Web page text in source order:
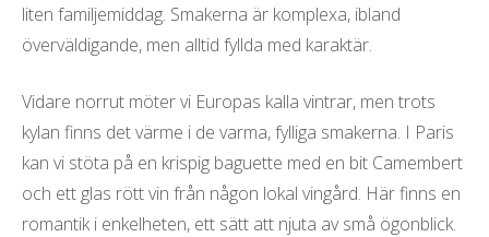
liten familjemiddag. Smakerna är komplexa, ibland
överväldigande, men alltid fyllda med karaktär.
Vidare norrut möter vi Europas kalla vintrar, men trots
kylan finns det värme i de varma, fylliga smakerna. I Paris
kan vi stöta på en krispig baguette med en bit Camembert
och ett glas rött vin från någon lokal vingård. Här finns en
romantik i enkelheten, ett sätt att njuta av små ögonblick.